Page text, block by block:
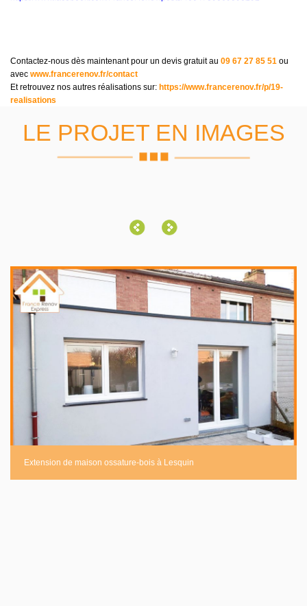
Contactez-nous dès maintenant pour un devis gratuit au 09 67 27 85 51 ou
avec www.francerenov.fr/contact
Et retrouvez nos autres réalisations sur: https://www.francerenov.fr/p/19-
realisations
LE PROJET EN IMAGES
Extension de maison ossature-bois à Lesquin